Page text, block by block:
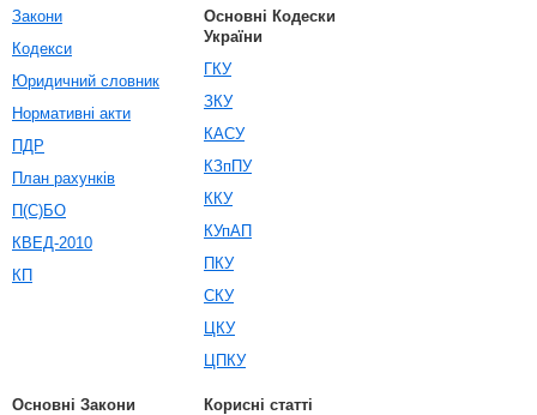
Закони
Кодекси
Юридичний словник
Нормативні акти
ПДР
План рахунків
П(С)БО
КВЕД-2010
КП
Основні Кодески
України
ГКУ
ЗКУ
КАСУ
КЗпПУ
ККУ
КУпАП
ПКУ
СКУ
ЦКУ
ЦПКУ
Основні Закони
Корисні статті